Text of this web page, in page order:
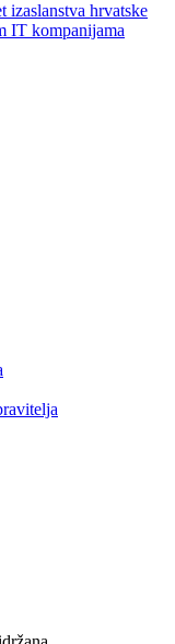
izaslanstva hrvatske
IT kompanijama